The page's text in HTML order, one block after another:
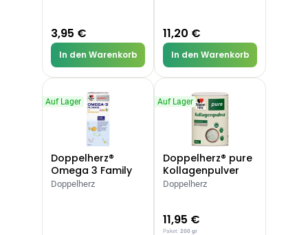
3,95 €
In den Warenkorb
11,20 €
In den Warenkorb
Auf Lager
Doppelherz®
Omega 3 Family
Doppelherz
Auf Lager
Doppelherz® pure
Kollagenpulver
Doppelherz
11,95 €
Paket: 200 gr